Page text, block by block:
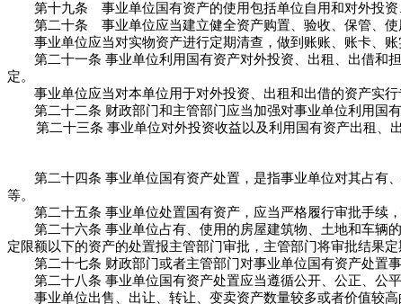
第十九条 事业单位国有资产的使用包括单位自用和对外投资
第二十条 事业单位应当建立健全资产购置、验收、保管、使
事业单位应当对实物资产进行定期清查，做到账账、账卡、账
第二十一条 事业单位利用国有资产对外投资、出租、出借和担
定。
事业单位应当对本单位用于对外投资、出租和出借的资产实行
第二十二条 财政部门和主管部门应当加强对事业单位利用国有
第二十三条 事业单位对外投资收益以及利用国有资产出租、
第二十四条 事业单位国有资产处置，是指事业单位对其占有、
等。
第二十五条 事业单位处置国有资产，应当严格履行审批手续，
第二十六条 事业单位占有、使用的房屋建筑物、土地和车辆的
定限额以下的资产的处置报主管部门审批，主管部门将审批结果
第二十七条 财政部门或者主管部门对事业单位国有资产处置事
第二十八条 事业单位国有资产处置应当遵循公开、公正、公平
事业单位出售、出让、转让、变卖资产数量较多或者价值较高